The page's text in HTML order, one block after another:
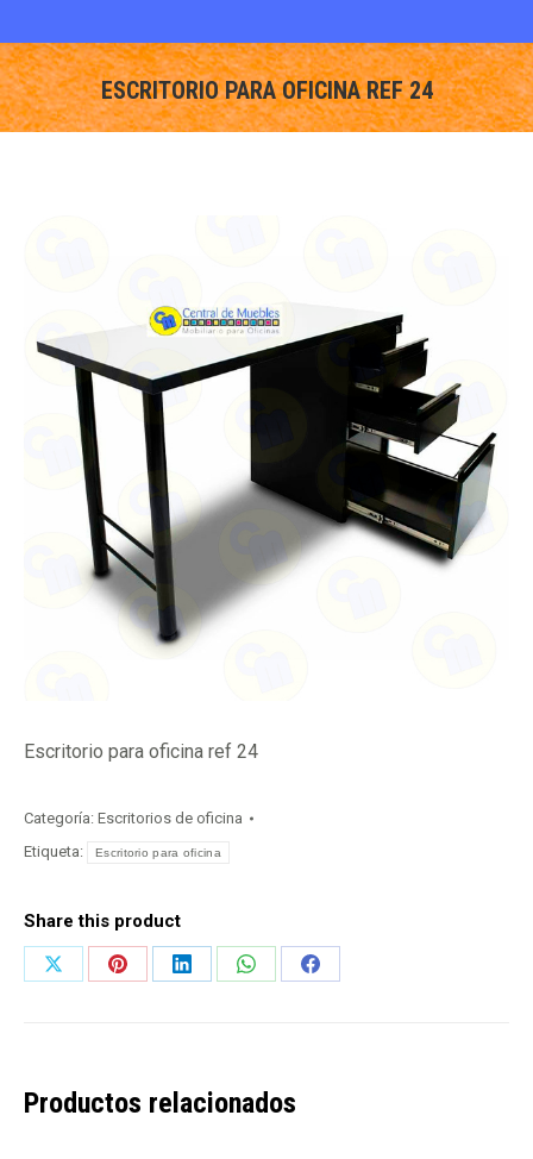
ESCRITORIO PARA OFICINA REF 24
You are here:
Escritorio para oficina ref 24
Categoría: Escritorios de oficina
Etiqueta:
Escritorio para oficina
Share this product
Share
Share
Share
Share
Share
Productos relacionados